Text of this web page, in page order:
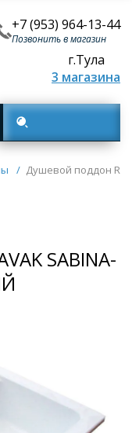
+7 (953) 964-13-44
Позвонить в магазин
г.Тула
3 магазина
/ Душевой поддон
SABINA-